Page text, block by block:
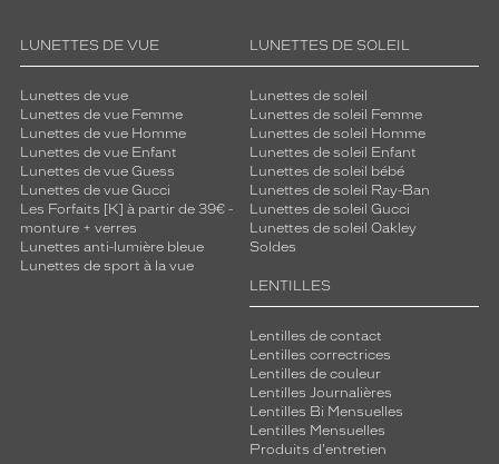
Détails
techniques
Genre
Mixte
LUNETTES DE VUE
Lunettes de vue
Lunettes de vue Femme
Lunettes de vue Homme
Lunettes de vue Enfant
Lunettes de vue Guess
Lunettes de vue Gucci
Les Forfaits [K] à partir de 39€ -
monture + verres
Lunettes anti-lumière bleue
Lunettes de sport à la vue
LUNETTES DE SOLEIL
Lunettes de soleil
Lunettes de soleil Femme
Lunettes de soleil Homme
Lunettes de soleil Enfant
Lunettes de soleil bébé
Lunettes de soleil Ray-Ban
Lunettes de soleil Gucci
Lunettes de soleil Oakley
Soldes
LENTILLES
Lentilles de contact
Lentilles correctrices
Lentilles de couleur
Lentilles Journalières
Lentilles Bi Mensuelles
Lentilles Mensuelles
Produits d'entretien